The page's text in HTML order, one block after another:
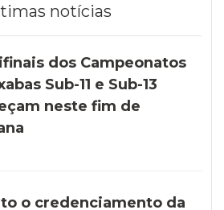
notícias
dos Campeonatos
Sub-11 e Sub-13
neste fim de
o credenciamento da